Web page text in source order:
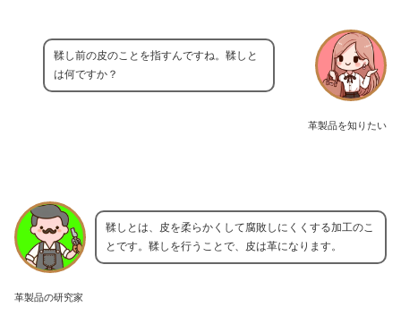
革製品を知りたい
鞣し前の皮のことを指すんですね。鞣しと
は何ですか？
革製品の研究家
鞣しとは、皮を柔らかくして腐敗しにくくする加工のこ
とです。鞣しを行うことで、皮は革になります。